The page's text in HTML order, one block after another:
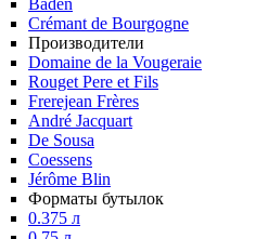
Baden
Crémant de Bourgogne
Производители
Domaine de la Vougeraie
Rouget Pere et Fils
Frerejean Frères
André Jacquart
De Sousa
Coessens
Jérôme Blin
Форматы бутылок
0.375 л